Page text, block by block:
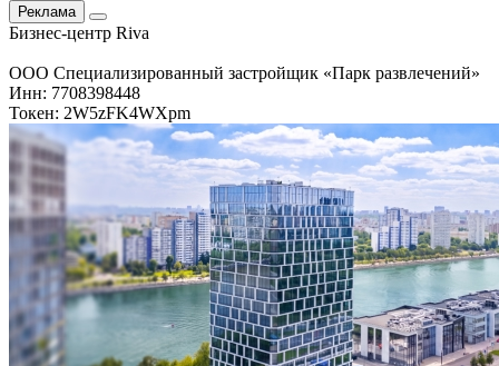
Реклама
Бизнес-центр Riva
ООО Специализированный застройщик «Парк развлечений»
Инн: 7708398448
Токен: 2W5zFK4WXpm